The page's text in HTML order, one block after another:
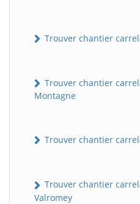
Trouver chantier
Trouver chantier
Montagne
Trouver chantier
Trouver chantier
Valromey